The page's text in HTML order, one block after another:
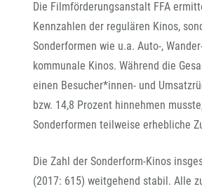
Die Filmförderungsanstalt FFA
Kennzahlen der regulären Kinos,
Sonderformen wie u.a. Auto-,
kommunale Kinos. Während die
einen Besucher*innen- und
bzw. 14,8 Prozent hinnehmen
Sonderformen teilweise erhebliche
Die Zahl der Sonderform-Kinos
(2017: 615) weitgehend stabil. Alle